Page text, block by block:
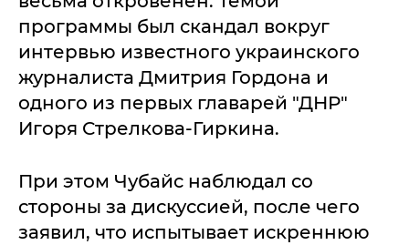
программы был скандал вокруг
интервью известного украинского
журналиста Дмитрия Гордона и
одного из первых главарей "ДНР"
Игоря Стрелкова-Гиркина.
При этом Чубайс наблюдал со
стороны за дискуссией, после чего
заявил, что испытывает искреннюю